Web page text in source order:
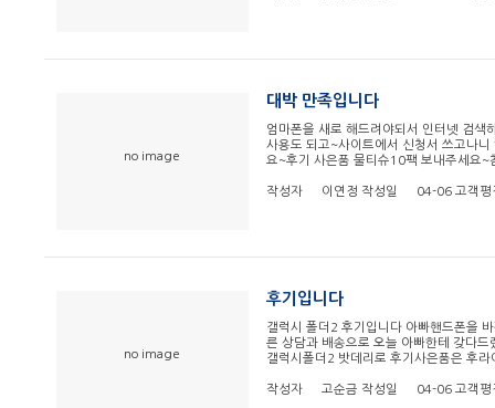
no image
대박 만족입니다
엄마폰을 새로 해드려야되서 인터넷 검색
사용도 되고~사이트에서 신청서 쓰고나
요~후기 사은품 물티슈10팩 보내주세요
작성자 이연정 작성일 04-06 고객평
no image
후기입니다
갤럭시 폴더2 후기입니다 아빠핸드폰을
른 상담과 배송으로 오늘 아빠한테 갖다
갤럭시폴더2 밧데리로 후기사은품은 후
작성자 고순금 작성일 04-06 고객평